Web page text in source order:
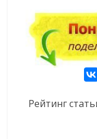
Рейтинг